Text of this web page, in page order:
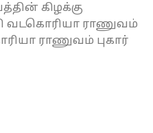
கிழக்கு
வடகொரியா ராணுவம்
ராணுவம் புகார்